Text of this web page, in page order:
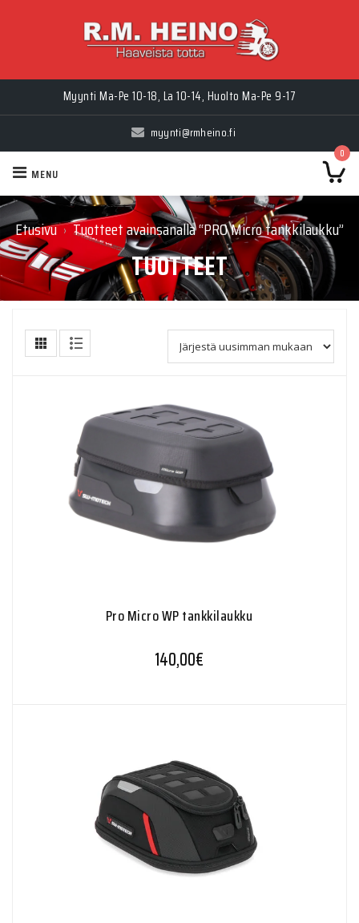
Myynti Ma-Pe 10-18, La 10-14, Huolto Ma-Pe 9-17
myynti@rmheino.fi
0
MENU
Etusivu › Tuotteet avainsanalla “PRO Micro tankkilaukku”
TUOTTEET
Pro Micro WP tankkilaukku
140,00€